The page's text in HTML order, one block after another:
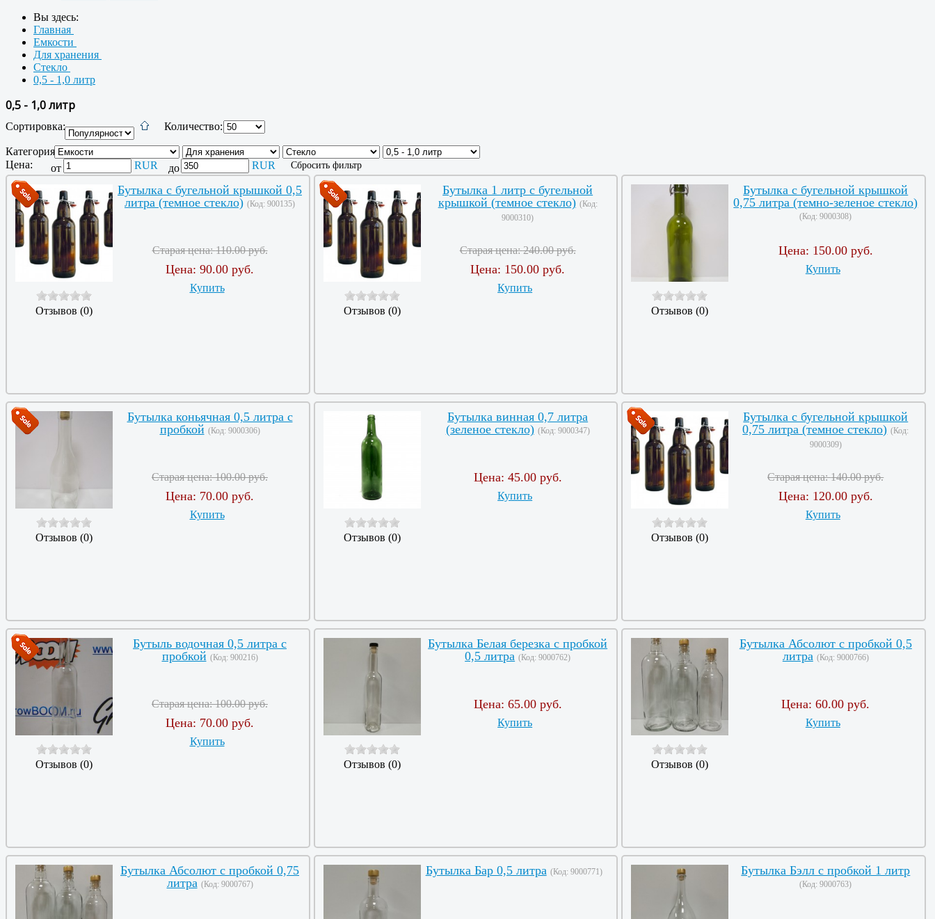
Вы здесь:
Главная
Емкости
Для хранения
Стекло
0,5 - 1,0 литр
0,5 - 1,0 литр
Сортировка: Количество:
Категория:
Цена:
от RUR до RUR Сбросить фильтр
Отзывов (0)
Бутылка с бугельной крышкой 0,5
литра (темное стекло) (Код: 900135)
Старая цена:110.00 руб.
Цена: 90.00 руб.
Купить
Отзывов (0)
Бутылка 1 литр с бугельной
крышкой (темное стекло) (Код:
9000310)
Старая цена:240.00 руб.
Цена: 150.00 руб.
Купить
Отзывов (0)
Бутылка с бугельной крышкой
0,75 литра (темно-зеленое стекло)
(Код:9000308)
Цена: 150.00 руб.
Купить
Отзывов (0)
Бутылка коньячная 0,5 литра с
пробкой (Код: 9000306)
Старая цена:100.00 руб.
Цена: 70.00 руб.
Купить
Отзывов (0)
Бутылка винная 0,7 литра
(зеленое стекло) (Код: 9000347)
Цена: 45.00 руб.
Купить
Отзывов (0)
Бутылка с бугельной крышкой
0,75 литра (темное стекло) (Код:
9000309)
Старая цена:140.00 руб.
Цена: 120.00 руб.
Купить
Отзывов (0)
Бутыль водочная 0,5 литра с
пробкой (Код: 900216)
Старая цена:100.00 руб.
Цена: 70.00 руб.
Купить
Отзывов (0)
Бутылка Белая березка с пробкой
0,5 литра (Код:9000762)
Цена: 65.00 руб.
Купить
Отзывов (0)
Бутылка Абсолют с пробкой 0,5
литра (Код: 9000766)
Цена:60.00 руб.
Купить
Бутылка Абсолют с пробкой 0,75
литра (Код: 9000767)
Бутылка Бар 0,5 литра (Код: 9000771) Бутылка Бэлл с пробкой 1 литр
(Код:9000763)